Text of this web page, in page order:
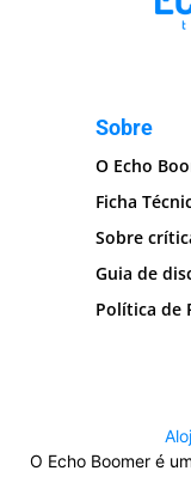
Sobre
O Echo
Ficha
Sobre
Guia de
Política de
O Echo Boomer é